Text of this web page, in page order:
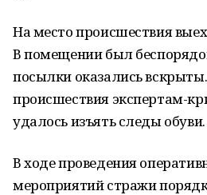
На место происшествия
В помещении был
посылки оказались
происшествия экспертам-
удалось изъять следы обуви.
В ходе проведения
мероприятий стражи